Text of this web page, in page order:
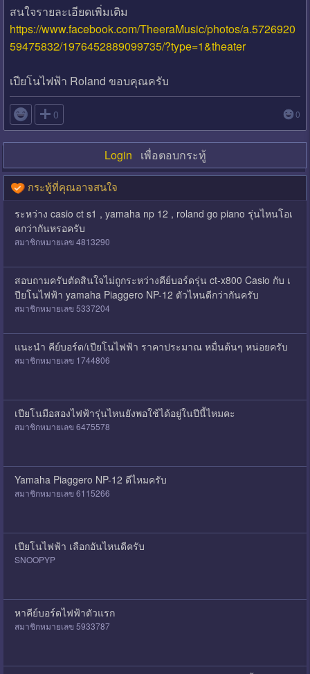
สนใจรายละเอียดเพิ่มเติม
https://www.facebook.com/TheeraMusic/photos/a.5726920
59475832/1976452889099735/?type=1&theater
เปียโนไฟฟ้า Roland ขอบคุณครับ
 0 0
Login เพื่อตอบกระทู้
กระทู้ที่คุณอาจสนใจ
ระหว่าง casio ct s1 , yamaha np 12 , roland go piano รุ่นไหนโอเ
คกว่ากันหรอครับ
สมาชิกหมายเลข 4813290
สอบถามครับตัดสินใจไม่ถูกระหว่างคีย์บอร์ดรุ่น ct-x800 Casio กับ เ
ปียโนไฟฟ้า yamaha Piaggero NP-12 ตัวไหนดีกว่ากันครับ
สมาชิกหมายเลข 5337204
แนะนำ คีย์บอร์ด/เปียโนไฟฟ้า ราคาประมาณ หมื่นต้นๆ หน่อยครับ
สมาชิกหมายเลข 1744806
เปียโนมือสองไฟฟ้ารุ่นไหนยังพอใช้ได้อยู่ในปีนี้ไหมคะ
สมาชิกหมายเลข 6475578
Yamaha Piaggero NP-12 ดีไหมครับ
สมาชิกหมายเลข 6115266
เปียโนไฟฟ้า เลือกอันไหนดีครับ
SNOOPYP
หาคีย์บอร์ดไฟฟ้าตัวแรก
สมาชิกหมายเลข 5933787